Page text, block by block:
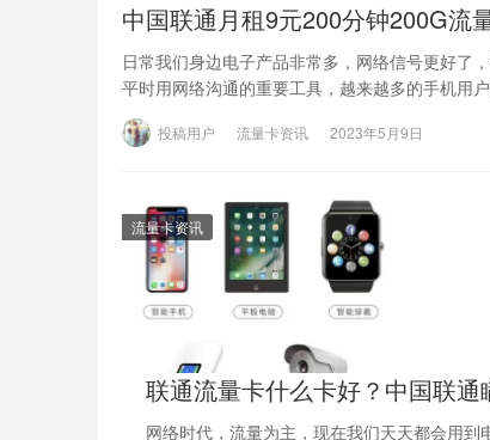
中国联通月租9元200分钟200G流
日常我们身边电子产品非常多，网络信号更好了
平时用网络沟通的重要工具，越来越多的手机用
投稿用户 流量卡资讯 2023年5月9日
流量卡资讯
联通流量卡什么卡好？中国联
网络时代，流量为主，现在我们天天都会用